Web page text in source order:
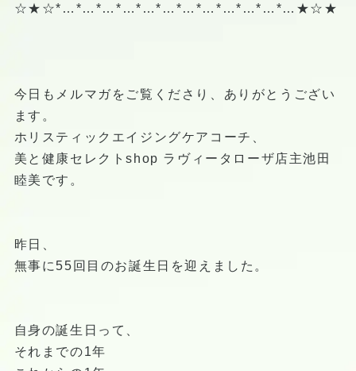
☆★☆*…*…*…*…*…*…*…*…*…*…*…*…★☆★
今日もメルマガをご覧くださり、ありがとうござい
ます。
ホリスティックエイジングケアコーチ、
美と健康セレクトshop ラヴィータローザ店主池田
睦美です。
昨日、
無事に55回目のお誕生日を迎えました。
自身の誕生日って、
それまでの1年